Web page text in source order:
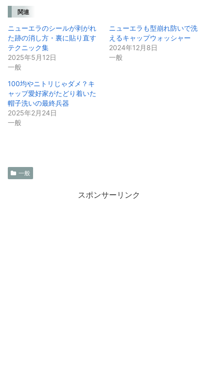
関連
ニューエラのシールが剥がれ
た跡の消し方・裏に貼り直す
テクニック集
2025年5月12日
一般
ニューエラも型崩れ防いで洗
えるキャップウォッシャー
2024年12月8日
一般
100均やニトリじゃダメ？キ
ャップ愛好家がたどり着いた
帽子洗いの最終兵器
2025年2月24日
一般
一般
スポンサーリンク